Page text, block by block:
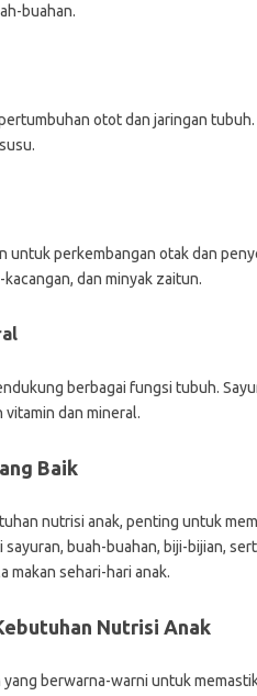
buahan.
otot dan jaringan
untuk perkembangan otak dan
dan minyak zaitun.
berbagai fungsi tubuh.
vitamin dan mineral.
Baik
nutrisi anak, penting untuk
sayuran, buah-buahan, biji-bijian,
makan sehari-hari anak.
Nutrisi Anak
yang berwarna-warni untuk